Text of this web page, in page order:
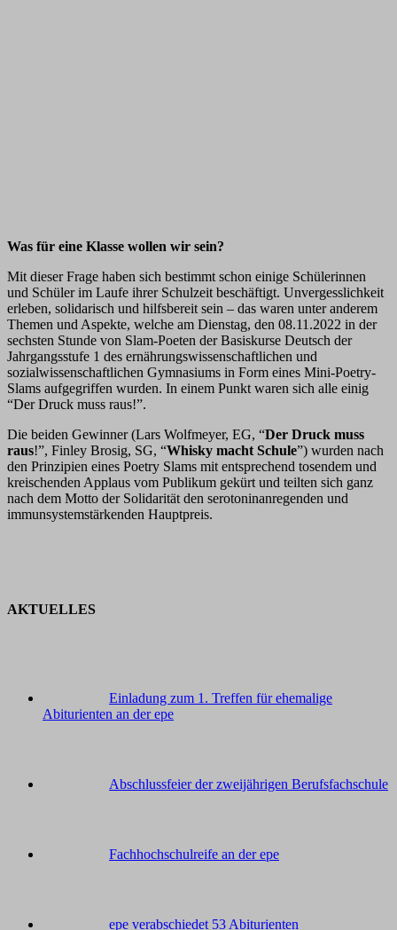
Was für eine Klasse wollen wir sein?
Mit dieser Frage haben sich bestimmt schon einige Schülerinnen
und Schüler im Laufe ihrer Schulzeit beschäftigt. Unvergesslichkeit
erleben, solidarisch und hilfsbereit sein – das waren unter anderem
Themen und Aspekte, welche am Dienstag, den 08.11.2022 in der
sechsten Stunde von Slam-Poeten der Basiskurse Deutsch der
Jahrgangsstufe 1 des ernährungswissenschaftlichen und
sozialwissenschaftlichen Gymnasiums in Form eines Mini-Poetry-
Slams aufgegriffen wurden. In einem Punkt waren sich alle einig
“Der Druck muss raus!”.
Die beiden Gewinner (Lars Wolfmeyer, EG, “Der Druck muss
raus!”, Finley Brosig, SG, “Whisky macht Schule”) wurden nach
den Prinzipien eines Poetry Slams mit entsprechend tosendem und
kreischenden Applaus vom Publikum gekürt und teilten sich ganz
nach dem Motto der Solidarität den serotoninanregenden und
immunsystemstärkenden Hauptpreis.
AKTUELLES
Einladung zum 1. Treffen für ehemalige
Abiturienten an der epe
Abschlussfeier der zweijährigen Berufsfachschule
Fachhochschulreife an der epe
epe verabschiedet 53 Abiturienten